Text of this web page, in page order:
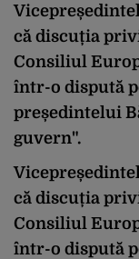
că discuția
Consiliul
într-o dispută
președintelui
guvern".
că discuția
Consiliul
într-o dispută